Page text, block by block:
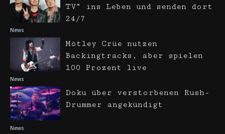
News
TV“ ins Leben und senden dort
24/7
News
Mötley Crüe nutzen
Backingtracks, aber spielen
100 Prozent live
News
Doku über verstorbenen Rush-
Drummer angekündigt